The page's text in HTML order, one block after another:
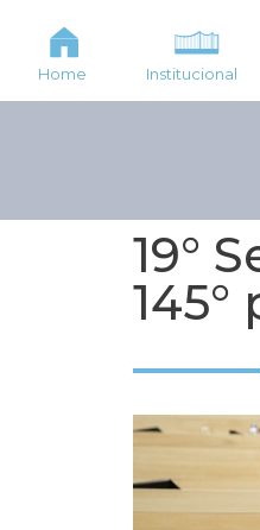
Home Institucional
19°